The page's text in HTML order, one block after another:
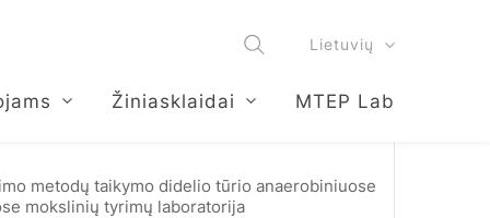
Lietuvių
Žiniasklaidai MTEP Lab
metodų taikymo didelio tūrio anaerobiniuose
mokslinių tyrimų laboratorija